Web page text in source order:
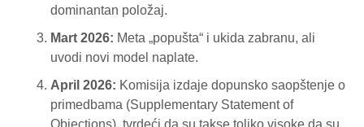
dominantan položaj.
Mart 2026: Meta „popušta“ i ukida zabranu, ali
uvodi novi model naplate.
April 2026: Komisija izdaje dopunsko saopštenje o
primedbama (Supplementary Statement of
Objections), tvrdeći da su takse toliko visoke da su